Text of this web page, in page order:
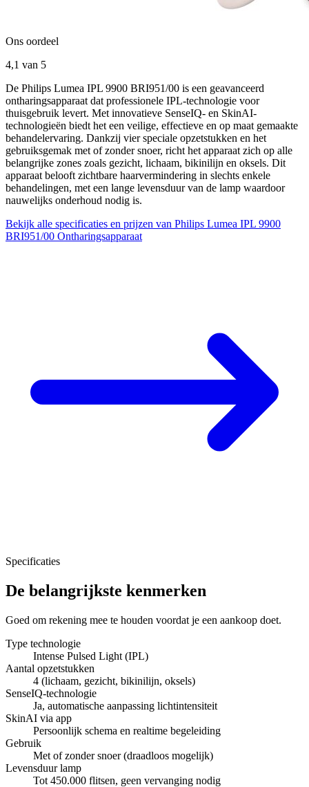
Ons oordeel
4,1 van 5
De Philips Lumea IPL 9900 BRI951/00 is een geavanceerd
ontharingsapparaat dat professionele IPL-technologie voor
thuisgebruik levert. Met innovatieve SenseIQ- en SkinAI-
technologieën biedt het een veilige, effectieve en op maat gemaakte
behandelervaring. Dankzij vier speciale opzetstukken en het
gebruiksgemak met of zonder snoer, richt het apparaat zich op alle
belangrijke zones zoals gezicht, lichaam, bikinilijn en oksels. Dit
apparaat belooft zichtbare haarvermindering in slechts enkele
behandelingen, met een lange levensduur van de lamp waardoor
nauwelijks onderhoud nodig is.
Bekijk alle specificaties en prijzen van Philips Lumea IPL 9900
BRI951/00 Ontharingsapparaat
Specificaties
De belangrijkste kenmerken
Goed om rekening mee te houden voordat je een aankoop doet.
Type technologie
Intense Pulsed Light (IPL)
Aantal opzetstukken
4 (lichaam, gezicht, bikinilijn, oksels)
SenseIQ-technologie
Ja, automatische aanpassing lichtintensiteit
SkinAI via app
Persoonlijk schema en realtime begeleiding
Gebruik
Met of zonder snoer (draadloos mogelijk)
Levensduur lamp
Tot 450.000 flitsen, geen vervanging nodig